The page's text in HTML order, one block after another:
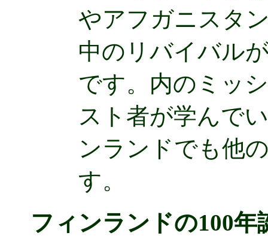
やアフガニスタ
中のリバイバル
です。内のミッ
スト者が学んで
ンランドでも他
す。
フィンランドの100年